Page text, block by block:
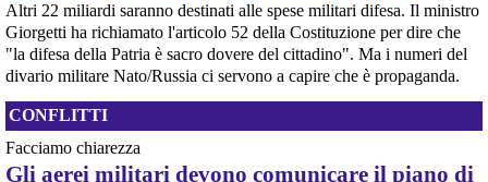
Il Giudice per le Indagini Preliminari del Tribunale di Pordenone ha deciso di
riservarsi sulla richiesta di opposizione all’archiviazione presentata da un
gruppo di cittadini e associazioni riguardo alla presenza di armi nucleari
statunitensi nella base USAF di Aviano. L’attesa decisi
[News] Parte in Finlandia la manifestazione contro il riarmo europeo
Helsinki, mobilitazione contro il riarmo europeo: “Welfare, not warfare”Anche
in Finlandia, oggi 14 giugno 2026, cittadini e organizzazioni pacifiste stanno
scendendo in piazza contro il riarmo, in collegamento con le proteste in
[News] Oggi in Spagna mobilitazione contro il riarmo, in questi minuti sta
Altri 22 miliardi saranno destinati alle spese militari difesa. Il ministro
Giorgetti ha richiamato l'articolo 52 della Costituzione per dire che
"la difesa della Patria è sacro dovere del cittadino". Ma i numeri del
divario militare Nato/Russia ci servono a capire che è propaganda.
CONFLITTI
Facciamo chiarezza
Gli aerei militari devono comunicare il piano di